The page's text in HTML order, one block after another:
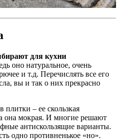
для кухни
оно натуральное, очень
и т.д. Перечислять все его
вы и так о них прекрасно
плитки – ее скользкая
она мокрая. И многие решают
антискользящие варианты.
одно противненькое «но».